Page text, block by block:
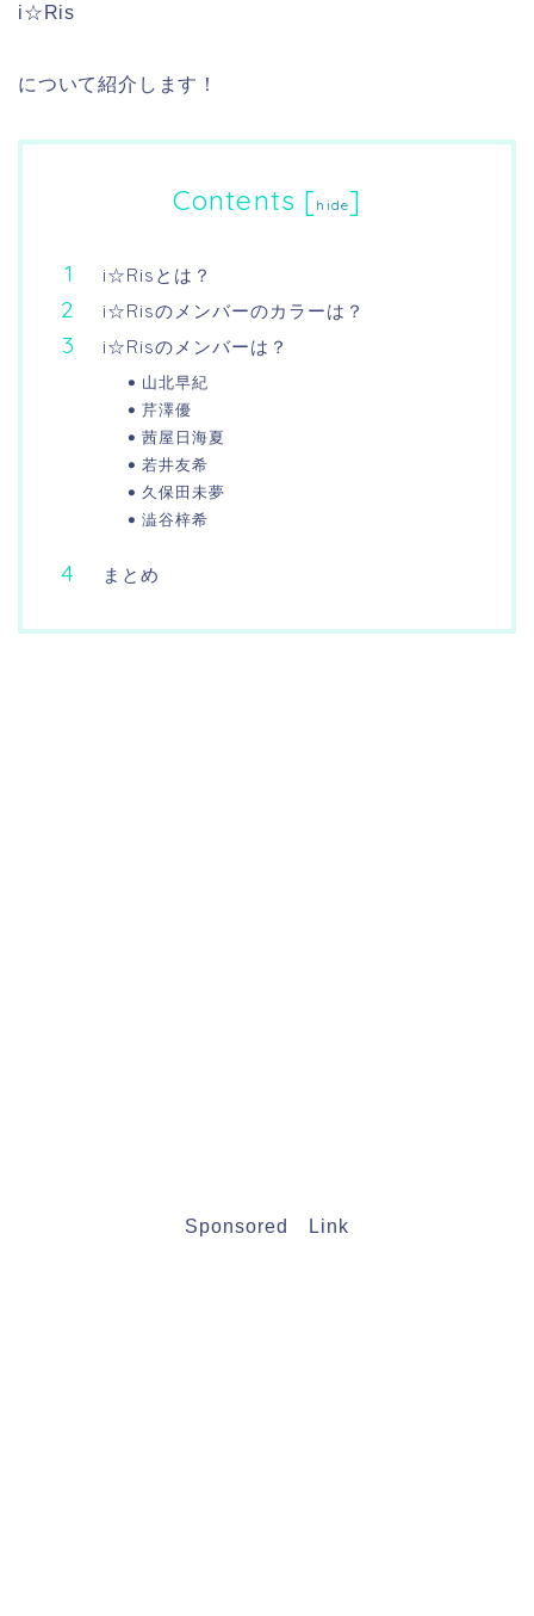
i☆Ris
について紹介します！
Contents [hide]
i☆Risとは？
i☆Risのメンバーのカラーは？
i☆Risのメンバーは？
山北早紀
芹澤優
茜屋日海夏
若井友希
久保田未夢
澁谷梓希
まとめ
Sponsored Link